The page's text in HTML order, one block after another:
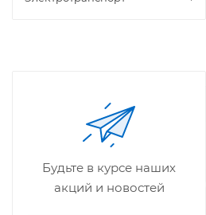
Будьте в курсе наших
акций и новостей